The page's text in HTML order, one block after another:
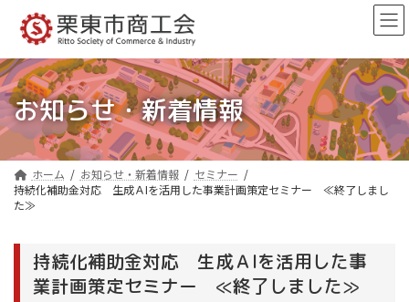
ン
ツ
へ
ス
キ
ッ
ー
シ
ョ
ン
に
移
お知らせ・新着情報
ホーム お知らせ・新着情報
セミナー
持続化補助金対応 生成ＡIを活用した事業計画策定セミナー ≪終了しまし
た≫
持続化補助金対応 生成ＡIを活用した事
業計画策定セミナー ≪終了しました≫